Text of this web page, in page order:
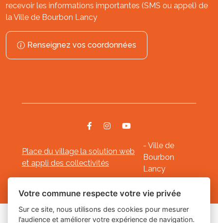
recevoir les informations importantes (SMS ou appel) de
la Ville de Bourbon Lancy
Renseignez vos coordonnées
Place du village la solution web
et appli des collectivités
- Ville de
Bourbon
Lancy
Mentions légales-- Gestion des cookies
Votre commune respecte votre vie privée
Sur ce site, nous utilisons des cookies pour mesurer
l’audience et améliorer votre expérience de navigation.